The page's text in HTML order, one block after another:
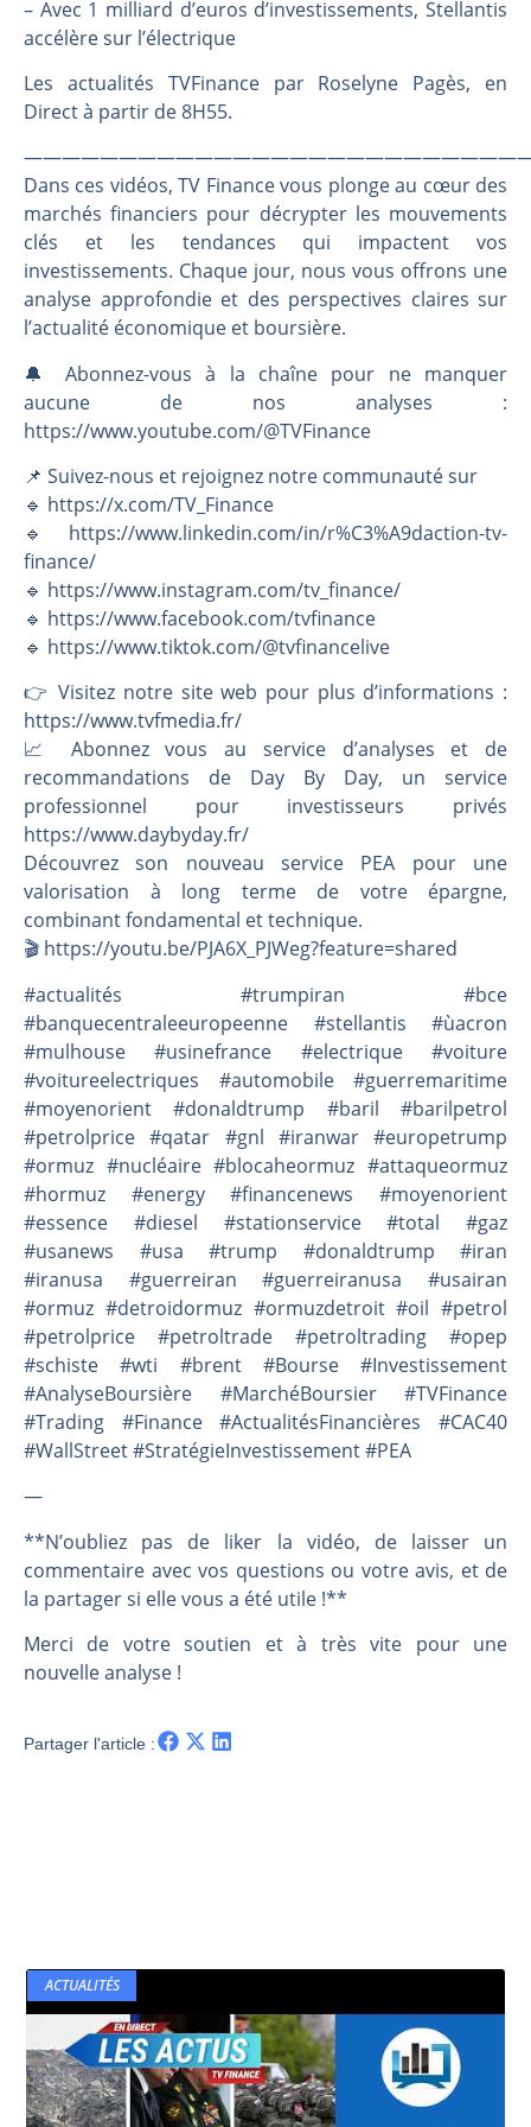
– Avec 1 milliard d’euros d’investissements, Stellantis
accélère sur l’électrique
Les actualités TVFinance par Roselyne Pagès, en
Direct à partir de 8H55.
Dans ces vidéos, TV Finance vous plonge au cœur des
marchés financiers pour décrypter les mouvements
clés et les tendances qui impactent vos
investissements. Chaque jour, nous vous offrons une
analyse approfondie et des perspectives claires sur
l’actualité économique et boursière.
🔔 Abonnez-vous à la chaîne pour ne manquer
aucune de nos analyses :
https://www.youtube.com/@TVFinance
📌 Suivez-nous et rejoignez notre communauté sur
🔹 https://x.com/TV_Finance
🔹 https://www.linkedin.com/in/r%C3%A9daction-tv-
finance/
🔹 https://www.instagram.com/tv_finance/
🔹 https://www.facebook.com/tvfinance
🔹 https://www.tiktok.com/@tvfinancelive
👉️ Visitez notre site web pour plus d’informations :
https://www.tvfmedia.fr/
📈 Abonnez vous au service d’analyses et de
recommandations de Day By Day, un service
professionnel pour investisseurs privés
https://www.daybyday.fr/
Découvrez son nouveau service PEA pour une
valorisation à long terme de votre épargne,
combinant fondamental et technique.
🎬️ https://youtu.be/PJA6X_PJWeg?feature=shared
#actualités #trumpiran #bce
#banquecentraleeuropeenne #stellantis #ùacron
#mulhouse #usinefrance #electrique #voiture
#voitureelectriques #automobile #guerremaritime
#moyenorient #donaldtrump #baril #barilpetrol
#petrolprice #qatar #gnl #iranwar #europetrump
#ormuz #nucléaire #blocaheormuz #attaqueormuz
#hormuz #energy #financenews #moyenorient
#essence #diesel #stationservice #total #gaz
#usanews #usa #trump #donaldtrump #iran
#iranusa #guerreiran #guerreiranusa #usairan
#ormuz #detroidormuz #ormuzdetroit #oil #petrol
#petrolprice #petroltrade #petroltrading #opep
#schiste #wti #brent #Bourse #Investissement
#AnalyseBoursière #MarchéBoursier #TVFinance
#Trading #Finance #ActualitésFinancières #CAC40
#WallStreet #StratégieInvestissement #PEA
—
**N’oubliez pas de liker la vidéo, de laisser un
commentaire avec vos questions ou votre avis, et de
la partager si elle vous a été utile !**
Merci de votre soutien et à très vite pour une
nouvelle analyse !
Partager l'article :
ACTUALITÉS